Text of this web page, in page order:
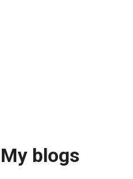
My blogs